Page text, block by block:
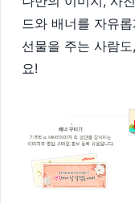
드와 배너를 자유
선물을 주는 사람
요!